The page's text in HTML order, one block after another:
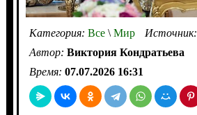
Категория: Все\Мир Источник:
Автор: Виктория Кондратьева
Время: 07.07.2026 16:31